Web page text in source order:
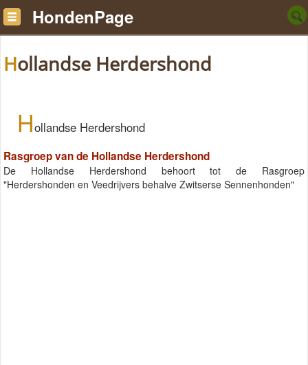
HondenPage
Hollandse Herdershond
Hollandse Herdershond
Rasgroep van de Hollandse Herdershond
De Hollandse Herdershond behoort tot de Rasgroep
"Herdershonden en Veedrijvers behalve Zwitserse Sennenhonden"